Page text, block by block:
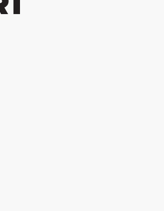
Instagramissa
välilehdessä
Youtubessa
uudessa välilehdessä